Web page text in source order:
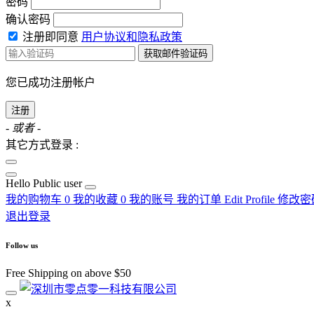
确认密码
注册即同意 用户协议和隐私政策
获取邮件验证码
您已成功注册帐户
注册
- 或者 -
其它方式登录 :
Hello Public user
我的购物车 0 我的收藏 0 我的账号 我的订单 Edit Profile 修改密
退出登录
Follow us
Free Shipping on above $50
x